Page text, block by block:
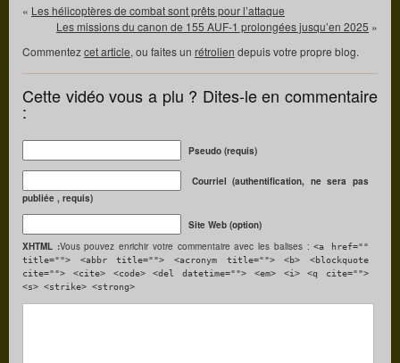
« Les hélicoptères de combat sont prêts pour l’attaque
Les missions du canon de 155 AUF-1 prolongées jusqu’en 2025 »
Commentezcet article, ou faites un rétrolien depuis votre propre blog.
Cette vidéo vous a plu ? Dites-le en commentaire
:
Pseudo (requis)
Courriel (authentification, ne sera pas
publiée , requis)
Site Web (option)
XHTML :Vous pouvez enrichir votre commentaire avec les balises :<a href=""
title=""> <abbr title=""> <acronym title=""> <b> <blockquote
cite=""> <cite> <code> <del datetime=""> <em> <i> <q cite="">
<s> <strike> <strong>